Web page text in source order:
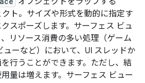
クト。サイズや形式を動的に指定す
スポーズします。サーフェス ビュ
リソース消費の多い処理（ゲーム
ューなど）において、UI スレッドか
行うことができます。ただし、結
量は増えます。サーフェス ビュー